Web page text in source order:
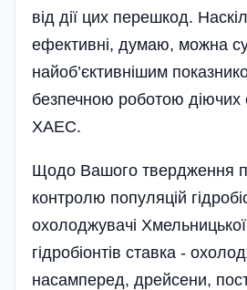
від дії цих перешкод.
ефективні, думаю, можна
найоб’єктивнішим
безпечною роботою діючих
ХАЕС.
Щодо Вашого твердження
контролю популяцій
охолоджувачі
гідробіонтів ставка -
насамперед, дрейсени,